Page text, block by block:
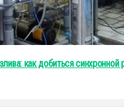
как добиться